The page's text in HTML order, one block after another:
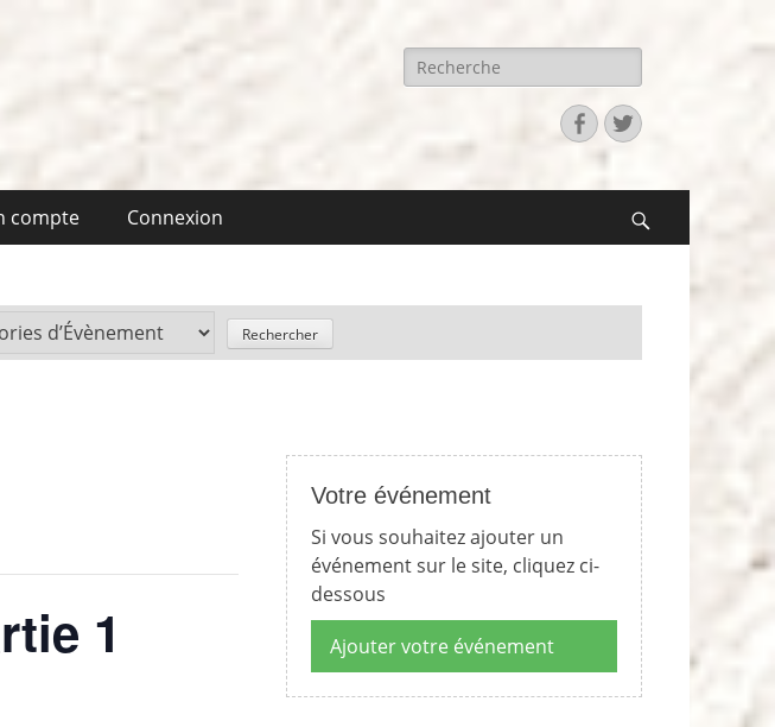
Recherche
pour:
Facebook
Twitter
compte Connexion
1
Votre événement
Si vous souhaitez ajouter un
événement sur le site, cliquez ci-
dessous
Ajouter votre événement